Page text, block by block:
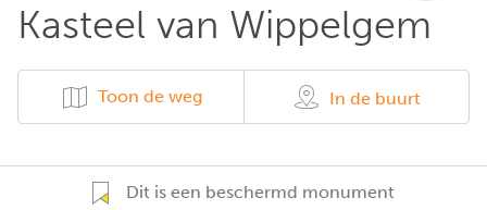
Kasteel van Wippelgem
Toon de weg In de buurt
Dit is een beschermd monument